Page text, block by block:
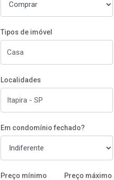
Tipos de imóvel
Localidades
Em condomínio fechado?
Preço mínimo Preço máximo